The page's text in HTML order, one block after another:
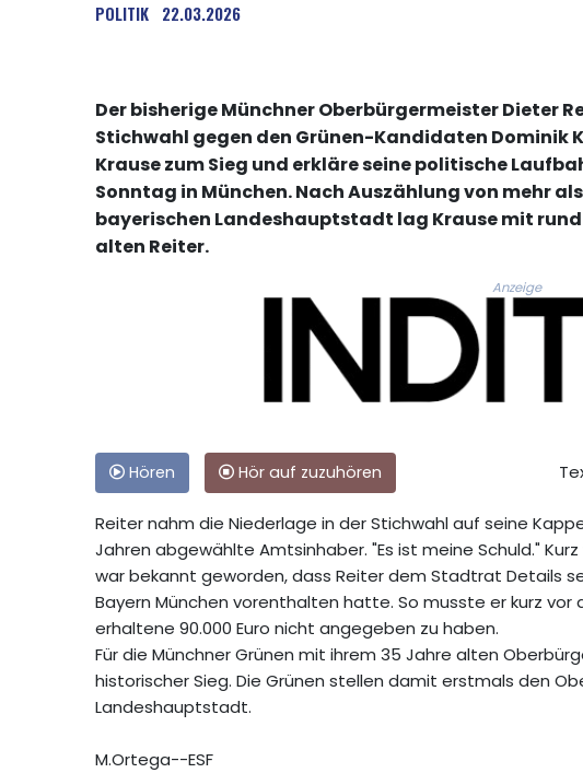
POLITIK 22.03.2026
Der bisherige Münchner Oberbürgermeister Dieter
Stichwahl gegen den Grünen-Kandidaten Dominik
Krause zum Sieg und erkläre seine politische
Sonntag in München. Nach Auszählung von mehr
bayerischen Landeshauptstadt lag Krause mit
alten Reiter.
Anzeige
Hören Hör auf zuzuhören
Reiter nahm die Niederlage in der Stichwahl auf seine
Jahren abgewählte Amtsinhaber. "Es ist meine Schuld."
war bekannt geworden, dass Reiter dem Stadtrat Details
Bayern München vorenthalten hatte. So musste er kurz vor
erhaltene 90.000 Euro nicht angegeben zu haben.
Für die Münchner Grünen mit ihrem 35 Jahre alten
historischer Sieg. Die Grünen stellen damit erstmals den
Landeshauptstadt.
M.Ortega--ESF